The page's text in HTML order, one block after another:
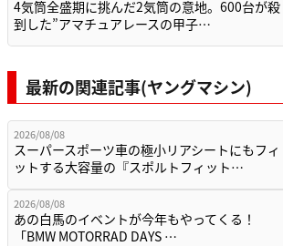
4気筒全盛期に挑んだ2気筒の意地。600台が殺
到した”アマチュアレースの甲子…
最新の関連記事(ヤングマシン)
2026/08/08
スーパースポーツ車の極小リアシートにもフィ
ットする大容量の『スポルトフィット…
2026/08/08
あの白馬のイベントが今年もやってくる！
「BMW MOTORRAD DAYS …